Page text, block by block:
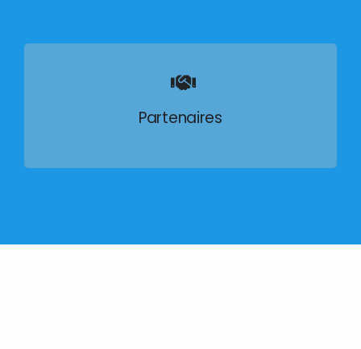
Partenaires